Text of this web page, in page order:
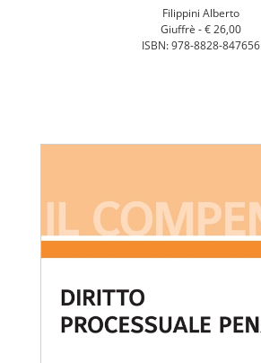
Filippini Alberto
Giuffrè -€ 26,00
ISBN: 978-8828-847656